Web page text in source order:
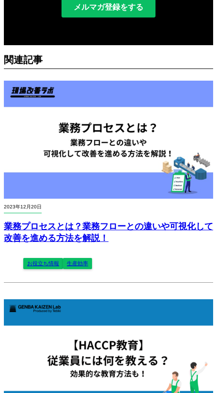
関連記事
2023年12月20日
業務プロセスとは？業務フローとの違いや可視化して
改善を進める方法を解説！
お役立ち情報 生産効率